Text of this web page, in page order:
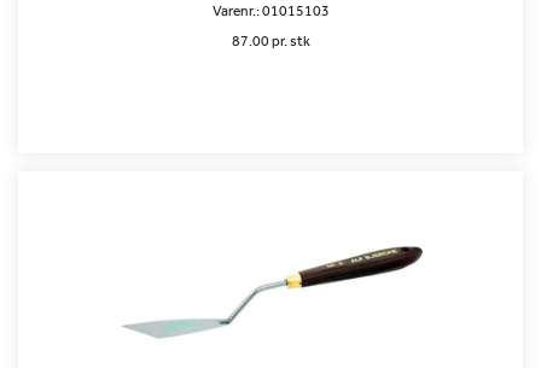
Varenr.:01015103
87.00 pr. stk